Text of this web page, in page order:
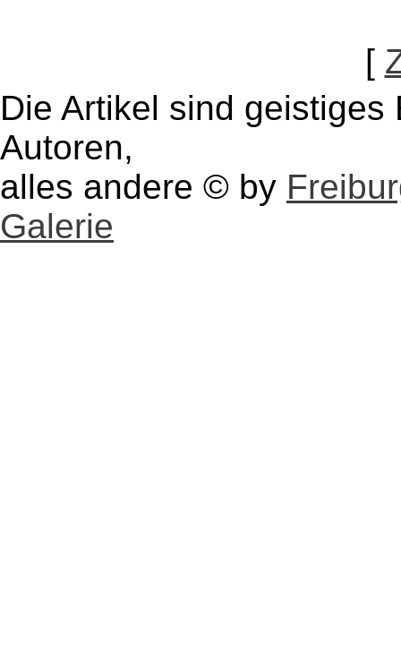
[
Die Artikel sind
Autoren,
alles andere © by
Galerie